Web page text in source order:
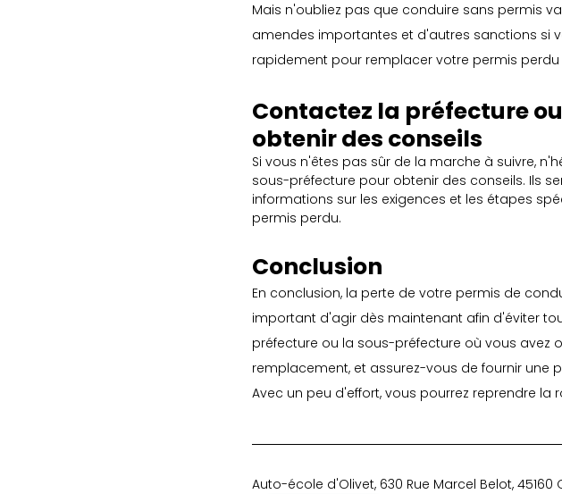
Mais n'oubliez pas que conduire sans permis
amendes importantes et d'autres sanctions si
rapidement pour remplacer votre permis
Contactez la préfecture
obtenir des conseils
Si vous n'êtes pas sûr de la marche à suivre,
sous-préfecture pour obtenir des conseils. Ils
informations sur les exigences et les étapes
permis perdu.
Conclusion
En conclusion, la perte de votre permis de
important d'agir dès maintenant afin d'éviter
préfecture ou la sous-préfecture où vous avez
remplacement, et assurez-vous de fournir une
Avec un peu d'effort, vous pourrez reprendre la
Auto-école d'Olivet, 630 Rue Marcel Belot, 45160